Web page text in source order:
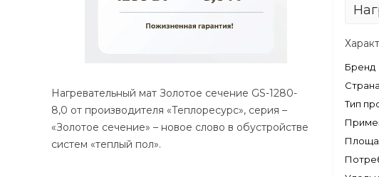
Нагревательный мат Золотое сечение GS-1280-
8,0 от производителя «Теплоресурс», серия –
«Золотое сечение» – новое слово в обустройстве
систем «теплый пол».
Бренд
Тип